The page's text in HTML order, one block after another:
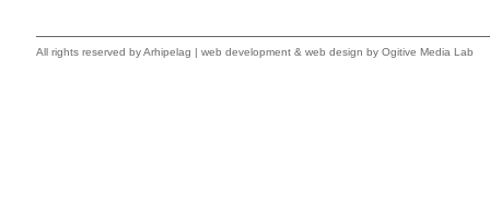
All rights reserved byArhipelag | web development & web design by Ogitive Media Lab